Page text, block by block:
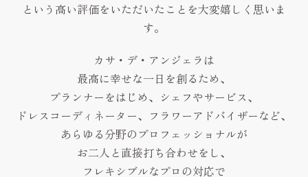
プライバシーポリシー
という高い評価をいただいたことを大変嬉しく思いま
す。
カサ・デ・アンジェラは
最高に幸せな一日を創るため、
プランナーをはじめ、シェフやサービス、
ドレスコーディネーター、フラワーアドバイザーなど、
あらゆる分野のプロフェッショナルが
お二人と直接打ち合わせをし、
フレキシブルなプロの対応で